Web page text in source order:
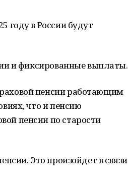
году в России будут
и фиксированные выплаты.
пенсии работающим
что и пенсию
пенсии по старости
Это произойдет в связи